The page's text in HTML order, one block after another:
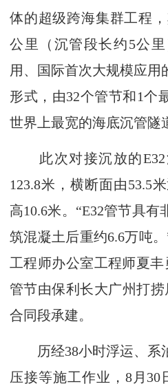
体的超级跨海集群工程
公里（沉管段长约5公
用、国际首次大规模应用
形式，由32个管节和1个
世界上最宽的海底沉管隧
此次对接沉放的E32
123.8米，横断面由53.5
高10.6米。“E32管节具
筑混凝土后重约6.6万吨
工程师办公室工程师夏
管节由保利长大广州打
合同段承建。
历经38小时浮运、系
压接等施工作业，8月30